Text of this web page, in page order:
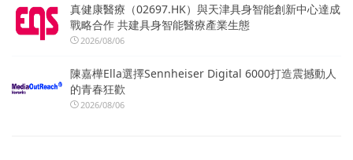
真健康醫療（02697.HK）與天津具身智能創新中心達成
戰略合作 共建具身智能醫療產業生態
2026/08/06
陳嘉樺Ella選擇Sennheiser Digital 6000打造震撼動人
的青春狂歡
2026/08/06